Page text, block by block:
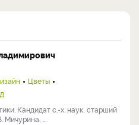
Цветы
Кандидат с.-х. наук, старший
...